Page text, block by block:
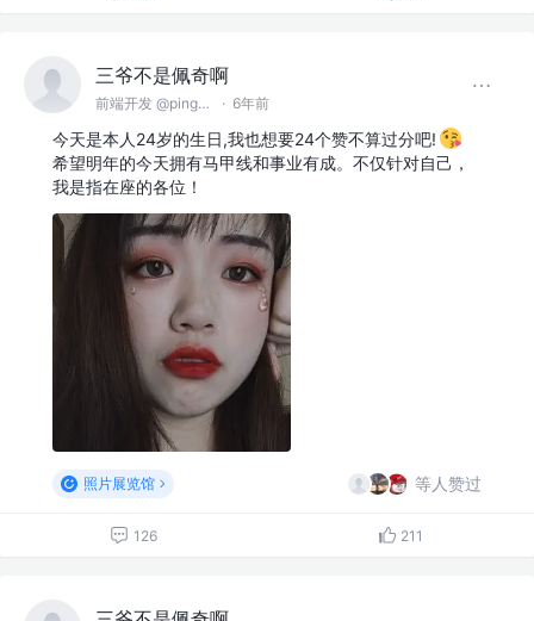
三爷不是佩奇啊
前端开发 @pingan · 6年前
今天是本人24岁的生日,我也想要24个赞不算过分吧!
希望明年的今天拥有马甲线和事业有成。不仅针对自己，
我是指在座的各位！
照片展览馆 等人赞过
126 211